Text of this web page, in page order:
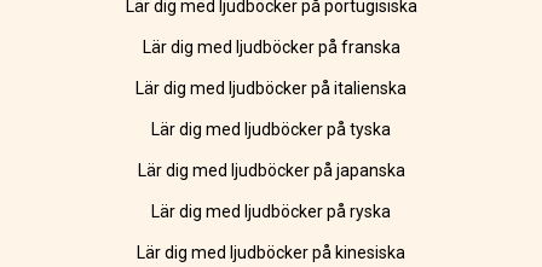
Lär dig med ljudböcker på portugisiska
Lär dig med ljudböcker på franska
Lär dig med ljudböcker på italienska
Lär dig med ljudböcker på tyska
Lär dig med ljudböcker på japanska
Lär dig med ljudböcker på ryska
Lär dig med ljudböcker på kinesiska